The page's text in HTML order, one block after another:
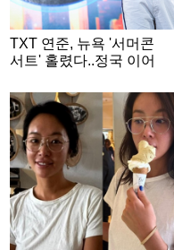
TXT 연준, 뉴욕 '서머콘
서트' 홀렸다..정국 이어